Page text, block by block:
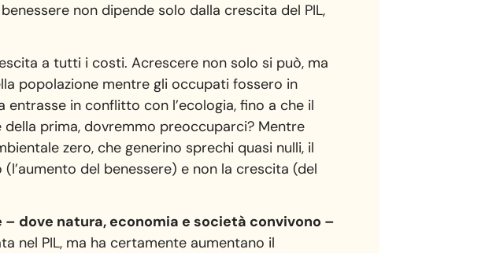
non dipende solo dalla crescita del PIL,
a tutti i costi. Acrescere non solo si può, ma
popolazione mentre gli occupati fossero in
entrasse in conflitto con l’ecologia, fino a che il
prima, dovremmo preoccuparci? Mentre
zero, che generino sprechi quasi nulli, il
del benessere) e non la crescita (del
dove natura, economia e società convivono –
nel PIL, ma ha certamente aumentano il